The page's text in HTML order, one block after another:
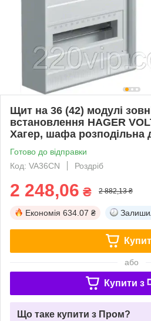
Щит на 36 (42) модулі
встановлення HAGER
Хагер, шафа розподільна
Готово до відправки
Код: VA36CN
Роздріб
2 248,06 ₴ 2 882,13 ₴
Економія 634.07 ₴
або
Купити з
Що таке купити з Пром?